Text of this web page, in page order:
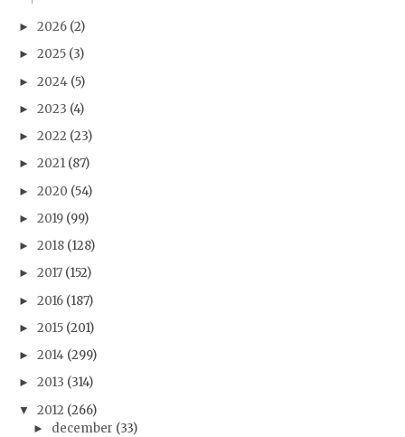
► 2026 (2)
► 2025 (3)
► 2024 (5)
► 2023 (4)
► 2022 (23)
► 2021 (87)
► 2020 (54)
► 2019 (99)
► 2018 (128)
► 2017 (152)
► 2016 (187)
► 2015 (201)
► 2014 (299)
► 2013 (314)
▼ 2012 (266)
► december (33)